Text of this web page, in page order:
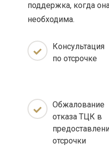
поддержка, когда
необходима.
Консультация
по отсрочке
Обжалование
отказа ТЦК в
отсрочки